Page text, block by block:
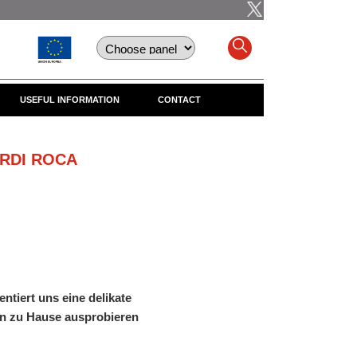
USEFUL INFORMATION CONTACT
ROCA
uns eine delikate
zu Hause ausprobieren